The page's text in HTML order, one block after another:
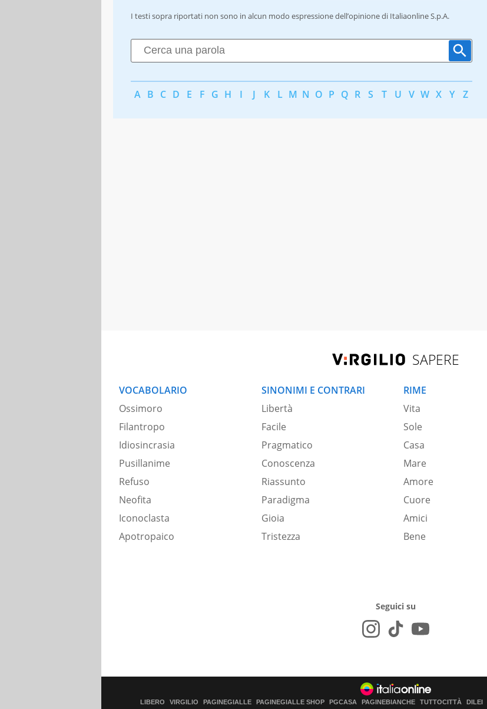
I testi sopra riportati non sono in alcun modo espressione dell’opinione di Italiaonline S.p.A.
A B C D E F G H I J K L M N O P Q R S T U V W X Y Z
SAPERE
VOCABOLARIO
Ossimoro
Filantropo
Idiosincrasia
Pusillanime
Refuso
Neofita
Iconoclasta
Apotropaico
SINONIMI E CONTRARI
Libertà
Facile
Pragmatico
Conoscenza
Riassunto
Paradigma
Gioia
Tristezza
RIME
Vita
Sole
Casa
Mare
Amore
Cuore
Amici
Bene
Seguici su
LIBERO VIRGILIO PAGINEGIALLE PAGINEGIALLE SHOP PGCASA PAGINEBIANCHE TUTTOCITTÀ DILEI